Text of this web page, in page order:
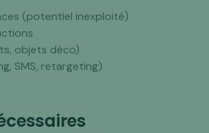
(potentiel inexploité)
objets déco)
SMS, retargeting)